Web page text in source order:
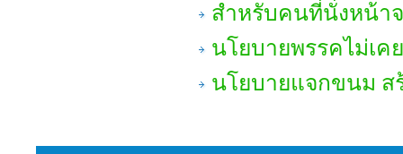
สำหรับคนที่นั่งหน้า
นโยบายพรรคไม่เค
นโยบายแจกขนม ส